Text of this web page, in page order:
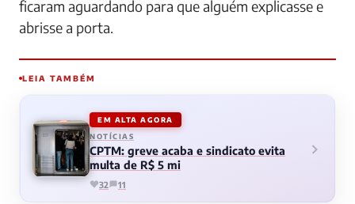
ficaram aguardando para que alguém explicasse e
abrisse a porta.
LEIA TAMBÉM
EM ALTA AGORA
NOTÍCIAS
CPTM: greve acaba e sindicato evita
multa de R$ 5 mi
32 11